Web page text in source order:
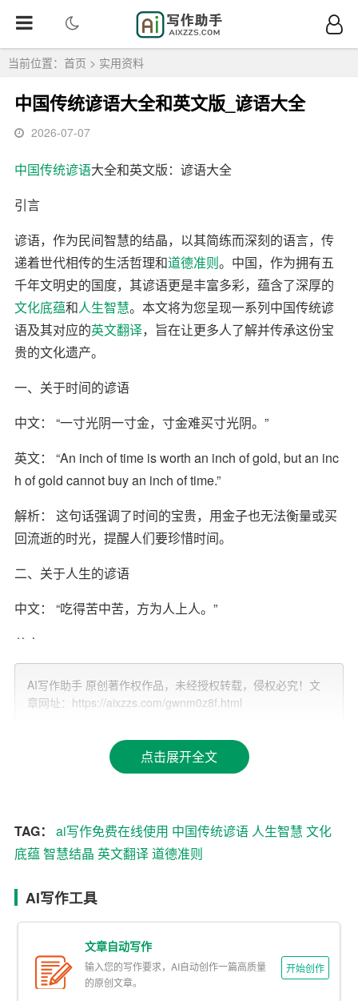
当前位置： 首页 > 实用资料
中国传统谚语大全和英文版_谚语大全
2026-07-07
中国传统谚语大全和英文版：谚语大全
引言
谚语，作为民间智慧的结晶，以其简练而深刻的语言，传
递着世代相传的生活哲理和道德准则。中国，作为拥有五
千年文明史的国度，其谚语更是丰富多彩，蕴含了深厚的
文化底蕴和人生智慧。本文将为您呈现一系列中国传统谚
语及其对应的英文翻译，旨在让更多人了解并传承这份宝
贵的文化遗产。
一、关于时间的谚语
中文： “一寸光阴一寸金，寸金难买寸光阴。”
英文： “An inch of time is worth an inch of gold, but an inc
h of gold cannot buy an inch of time.”
解析： 这句话强调了时间的宝贵，用金子也无法衡量或买
回流逝的时光，提醒人们要珍惜时间。
二、关于人生的谚语
中文： “吃得苦中苦，方为人上人。”
英文： “He who can endure the bitterest hardships will be
the best of men.”
解析： 这句话鼓励人们在面对困难和挑战时坚持不懈，只
英文： “A thousand li to send a goose feather, the gift is lig
解析： 这句话表达了礼物的价值不在于其物质本身，而在
有深远的意义。
四、关于学习的谚语
AI写作助手 原创著作权作品，未经授权转载，侵权必究！文
章网址：https://aixzzs.com/gwnm0z8f.html
点击展开全文
TAG： ai写作免费在线使用 中国传统谚语 人生智慧 文化
底蕴智慧结晶 英文翻译道德准则
AI写作工具
文章自动写作
输入您的写作要求，AI自动创作一篇高质量
的原创文章。
开始创作